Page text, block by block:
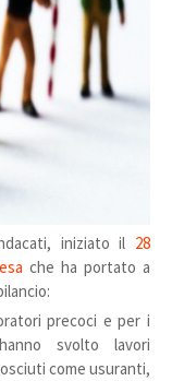
iniziato il 28
che ha portato a
precoci e per i
svolto lavori
come usuranti,